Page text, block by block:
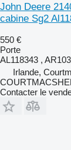
John Deere
cabine Sg2
550 €
Porte
AL118343 ,
Irlande,
Contacter le